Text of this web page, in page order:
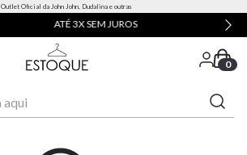
Outlet Oficial da John John, Dudalina e outras
ATÉ 3X SEM JUROS
0